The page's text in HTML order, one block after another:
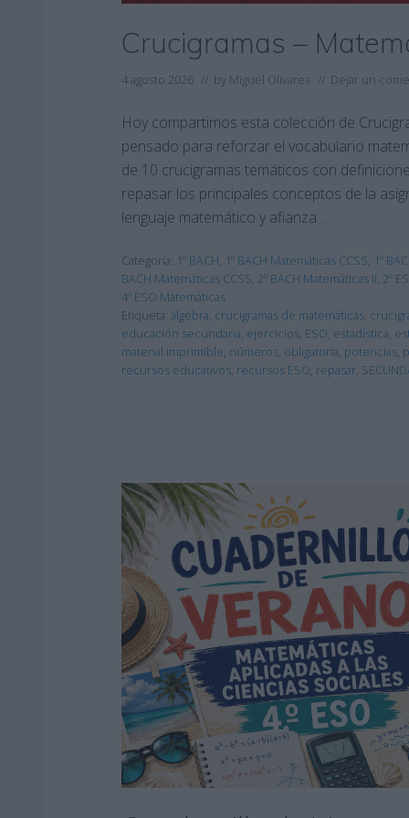
Crucigramas –
4 agosto 2026 // by Miguel Olivares // Dejar un
Hoy compartimos esta colección de
pensado para reforzar el vocabulario
de 10 crucigramas temáticos con
repasar los principales conceptos de la
lenguaje matemático y afianza …
Categoría: 1º BACH, 1º BACH Matemáticas CCSS, 1º
BACH Matemáticas CCSS, 2º BACH Matemáticas II, 2º
4º ESO Matemáticas
Etiqueta: álgebra, crucigramas de matemáticas,
educación secundaria, ejercicios, ESO, estadística,
material imprimible, números, obligatoria, potencias,
recursos educativos, recursos ESO, repasar,